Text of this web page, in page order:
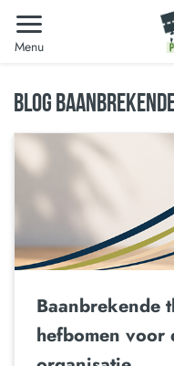
Menu
BLOG
Baanbrekende
hefbomen voor